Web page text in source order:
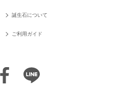
誕生石について
ご利用ガイド